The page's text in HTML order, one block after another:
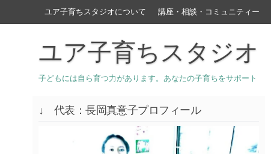
ユア子育ちスタジオについて 講座・相談・コミュニティー
ユア子育ちスタジオ
子どもには自ら育つ力があります。あなたの子育ちをサポート
↓ 代表：長岡真意子プロフィール